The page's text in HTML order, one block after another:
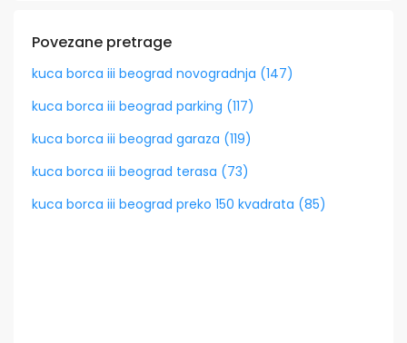
Povezane pretrage
kuca borca iii beograd novogradnja (147)
kuca borca iii beograd parking (117)
kuca borca iii beograd garaza (119)
kuca borca iii beograd terasa (73)
kuca borca iii beograd preko 150 kvadrata (85)